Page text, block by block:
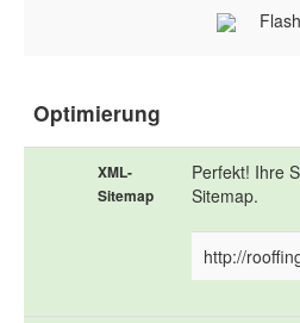
Optimierung
XML-
Sitemap
Perfekt! Ihre
Sitemap.
http://